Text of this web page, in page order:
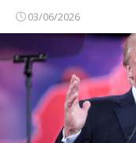
03/06/2026